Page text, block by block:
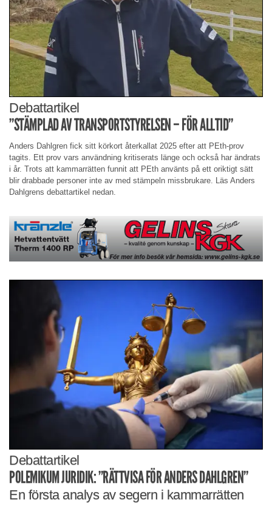
Debattartikel
”STÄMPLAD AV TRANSPORTSTYRELSEN – FÖR ALLTID”
Anders Dahlgren fick sitt körkort återkallat 2025 efter att PEth-prov
tagits. Ett prov vars användning kritiserats länge och också har ändrats
i år. Trots att kammarrätten funnit att PEth använts på ett oriktigt sätt
blir drabbade personer inte av med stämpeln missbrukare. Läs Anders
Dahlgrens debattartikel nedan.
Debattartikel
POLEMIKUM JURIDIK: ”RÄTTVISA FÖR ANDERS DAHLGREN”
En första analys av segern i kammarrätten